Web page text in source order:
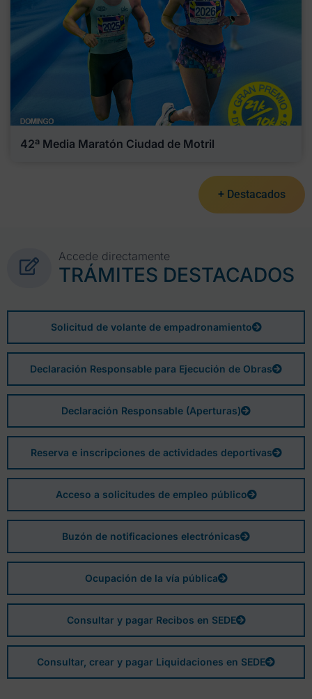
42ª Media Maratón Ciudad de Motril
+ Destacados
Accede directamente
TRÁMITES DESTACADOS
Solicitud de volante de empadronamiento
Declaración Responsable para Ejecución de Obras
Declaración Responsable (Aperturas)
Reserva e inscripciones de actividades deportivas
Acceso a solicitudes de empleo público
Buzón de notificaciones electrónicas
Ocupación de la vía pública
Consultar y pagar Recibos en SEDE
Consultar, crear y pagar Liquidaciones en SEDE